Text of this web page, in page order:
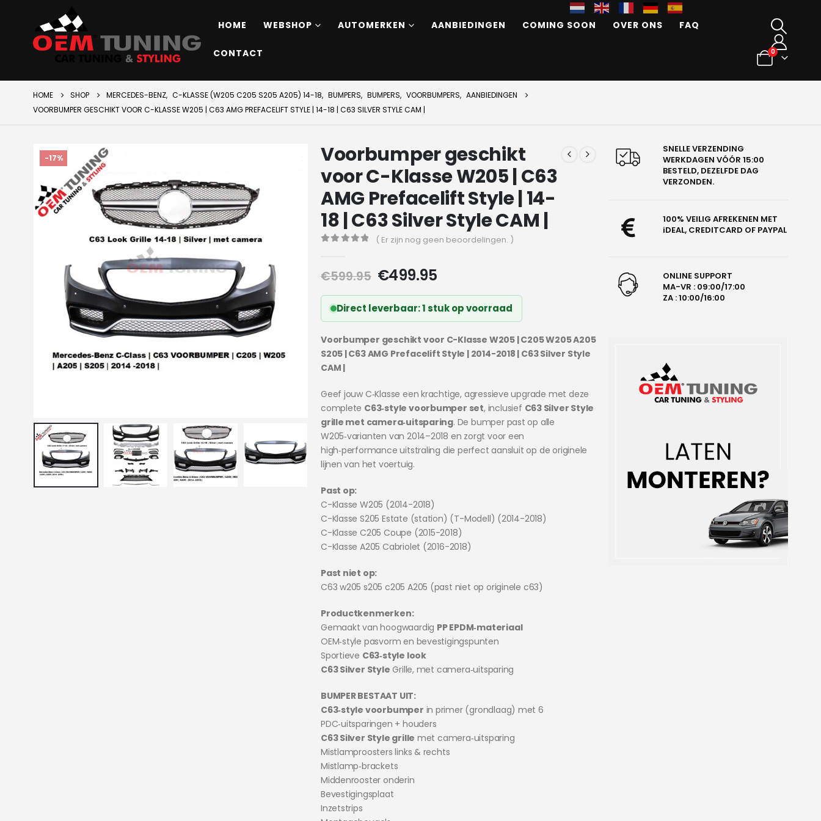
HOME WEBSHOP AUTOMERKEN AANBIEDINGEN COMING SOON OVER ONS FAQ
CONTACT 0
HOME SHOP MERCEDES-BENZ, C-KLASSE (W205 C205 S205 A205) 14-18, BUMPERS, BUMPERS, VOORBUMPERS, AANBIEDINGEN
VOORBUMPER GESCHIKT VOOR C-KLASSE W205 | C63 AMG PREFACELIFT STYLE | 14-18 | C63 SILVER STYLE CAM |
-17%
Voorbumper geschikt
voor C-Klasse W205 | C63
AMG Prefacelift Style | 14-
18 | C63 Silver Style CAM |
( Er zijn nog geen beoordelingen. )
€599.95 Oorspronkelijke
was:
€599.95.
€499.95Huidige
is:
€499.95.
Direct leverbaar: 1 stuk op voorraad
Voorbumper geschikt voor C-Klasse W205 | C205 W205 A205
S205 | C63 AMG Prefacelift Style | 2014-2018 | C63 Silver Style
CAM |
Geef jouw C‑Klasse een krachtige, agressieve upgrade met deze
complete C63‑style voorbumper set, inclusief C63 Silver Style
grille met camera‑uitsparing. De bumper past op alle
W205‑varianten van 2014–2018 en zorgt voor een
high‑performance uitstraling die perfect aansluit op de originele
lijnen van het voertuig.
Past op:
C-Klasse W205 (2014-2018)
C-Klasse S205 Estate (station) (T-Modell) (2014-2018)
C-Klasse C205 Coupe (2015-2018)
C-Klasse A205 Cabriolet (2016-2018)
Past niet op:
C63 w205 s205 c205 A205 (past niet op originele c63)
Productkenmerken:
Gemaakt van hoogwaardig PP EPDM‑materiaal
OEM‑style pasvorm en bevestigingspunten
Sportieve C63‑style look
C63 Silver Style Grille, met camera‑uitsparing
BUMPER BESTAAT UIT:
C63‑style voorbumper in primer (grondlaag) met 6
PDC‑uitsparingen + houders
C63 Silver Style grille met camera‑uitsparing
Mistlamproosters links & rechts
Mistlamp‑brackets
Middenrooster onderin
Bevestigingsplaat
Inzetstrips
SNELLE VERZENDING
WERKDAGEN VÓÓR 15:00
BESTELD, DEZELFDE DAG
VERZONDEN.
100% VEILIG AFREKENEN MET
iDEAL, CREDITCARD OF PAYPAL
ONLINE SUPPORT
MA-VR : 09:00/17:00
ZA : 10:00/16:00